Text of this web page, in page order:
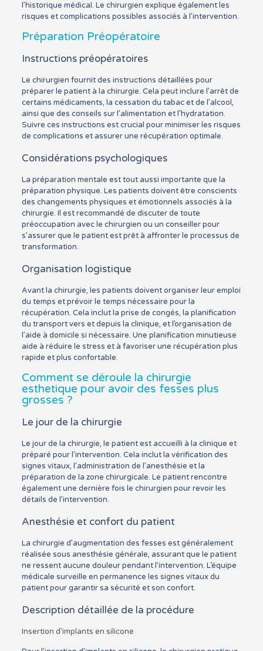
l’historique médical. Le chirurgien explique également les
risques et complications possibles associés à l’intervention.
Préparation Préopératoire
Instructions préopératoires
Le chirurgien fournit des instructions détaillées pour
préparer le patient à la chirurgie. Cela peut inclure l’arrêt de
certains médicaments, la cessation du tabac et de l’alcool,
ainsi que des conseils sur l’alimentation et l’hydratation.
Suivre ces instructions est crucial pour minimiser les risques
de complications et assurer une récupération optimale.
Considérations psychologiques
La préparation mentale est tout aussi importante que la
préparation physique. Les patients doivent être conscients
des changements physiques et émotionnels associés à la
chirurgie. Il est recommandé de discuter de toute
préoccupation avec le chirurgien ou un conseiller pour
s’assurer que le patient est prêt à affronter le processus de
transformation.
Organisation logistique
Avant la chirurgie, les patients doivent organiser leur emploi
du temps et prévoir le temps nécessaire pour la
récupération. Cela inclut la prise de congés, la planification
du transport vers et depuis la clinique, et l’organisation de
l’aide à domicile si nécessaire. Une planification minutieuse
aide à réduire le stress et à favoriser une récupération plus
rapide et plus confortable.
Comment se déroule la chirurgie
esthetique pour avoir des fesses plus
grosses ?
Le jour de la chirurgie
Le jour de la chirurgie, le patient est accueilli à la clinique et
préparé pour l’intervention. Cela inclut la vérification des
signes vitaux, l’administration de l’anesthésie et la
préparation de la zone chirurgicale. Le patient rencontre
également une dernière fois le chirurgien pour revoir les
détails de l’intervention.
Anesthésie et confort du patient
La chirurgie d’augmentation des fesses est généralement
réalisée sous anesthésie générale, assurant que le patient
ne ressent aucune douleur pendant l’intervention. L’équipe
médicale surveille en permanence les signes vitaux du
patient pour garantir sa sécurité et son confort.
Description détaillée de la procédure
Insertion d’implants en silicone